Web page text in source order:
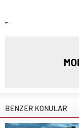
“`
BENZER KONULAR